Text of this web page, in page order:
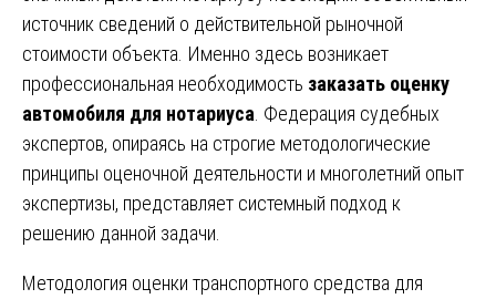
источник сведений о действительной рыночной
стоимости объекта. Именно здесь возникает
профессиональная необходимость заказать оценку
автомобиля для нотариуса . Федерация судебных
экспертов, опираясь на строгие методологические
принципы оценочной деятельности и многолетний опыт
экспертизы, представляет системный подход к
решению данной задачи.
Методология оценки транспортного средства для